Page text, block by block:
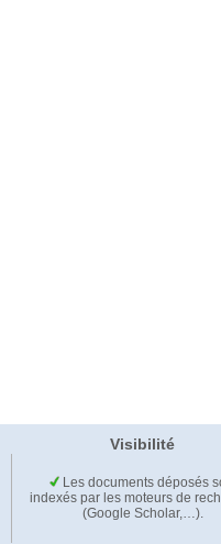
Visibilité
Les documents déposés
indexés par les moteurs de
(Google Scholar,…).